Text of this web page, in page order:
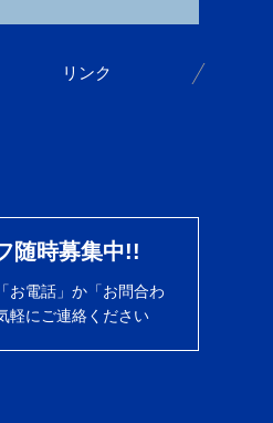
リンク
随時募集中!!
お電話」か「お問合わ
軽にご連絡ください